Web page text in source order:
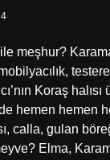
meşhur?
Koraş
hemen hemen
calla, gulan
Elma,